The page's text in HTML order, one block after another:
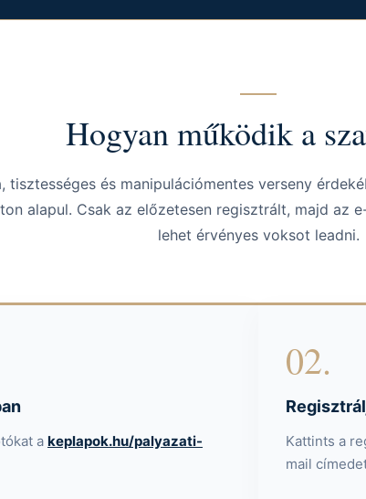
Hogyan működik a
tisztességes és manipulációmentes verseny
alapul. Csak az előzetesen regisztrált, majd az
lehet érvényes voksot leadni.
a keplapok.hu/palyazati-
02.
Kattints a
mail